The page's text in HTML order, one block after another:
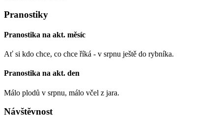
Pranostiky
Pranostika na akt. měsíc
Ať si kdo chce, co chce říká - v srpnu ještě do rybníka.
Pranostika na akt. den
Málo plodů v srpnu, málo včel z jara.
Návštěvnost